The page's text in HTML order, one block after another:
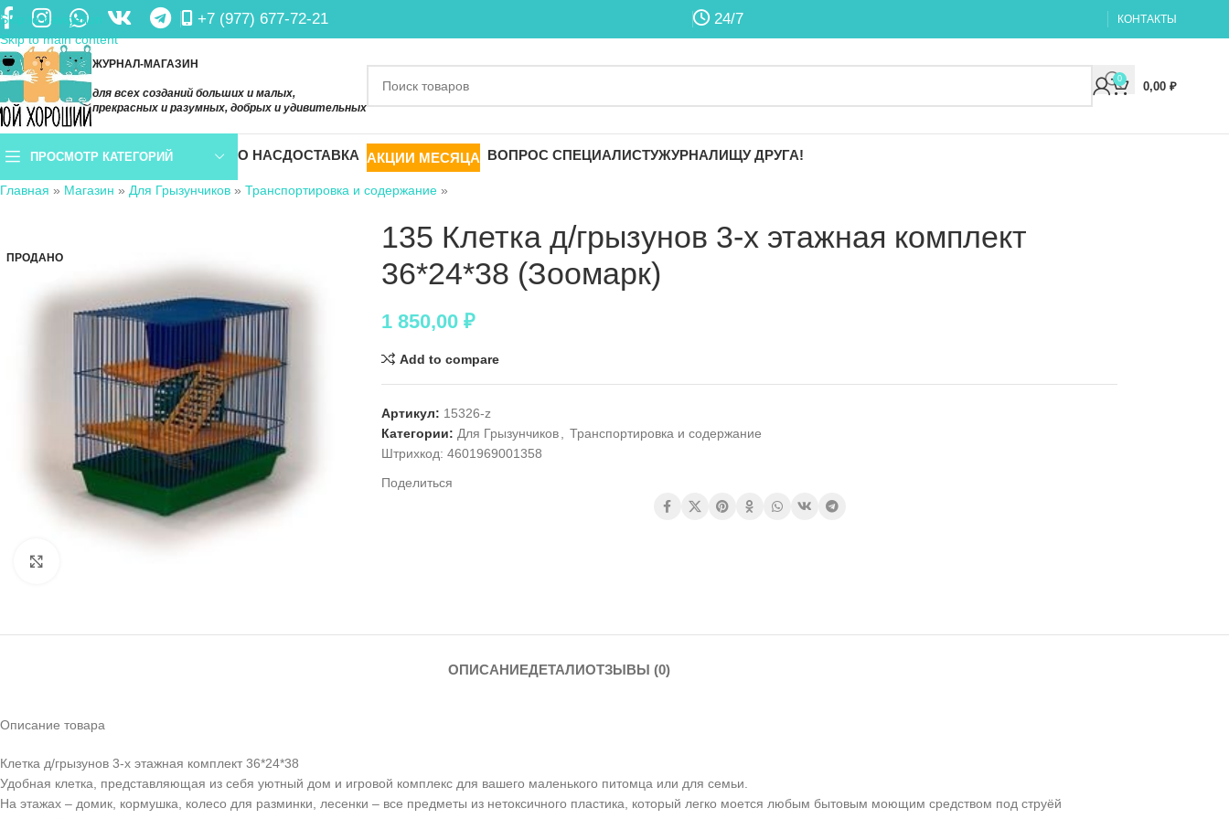
Skip to navigation
Skip to main content
+7 (977) 677-72-21 24/7 КОНТАКТЫ
ЖУРНАЛ-МАГАЗИН
для всех созданий больших и малых,
прекрасных и разумных, добрых и удивительных
0
0,00 ₽
ПРОСМОТР КАТЕГОРИЙ О НАСДОСТАВКА АКЦИИ МЕСЯЦА ВОПРОС СПЕЦИАЛИСТУЖУРНАЛИЩУ ДРУГА!
Главная » Магазин » Для Грызунчиков » Транспортировка и содержание »
ПРОДАНО
135 Клетка д/грызунов 3-х этажная комплект
36*24*38 (Зоомарк)
1 850,00₽
Add to compare
Артикул: 15326-z
Категории: Для Грызунчиков
Транспортировка и содержание
Штрихкод:4601969001358
Поделиться
ОПИСАНИЕДЕТАЛИОТЗЫВЫ (0)
Описание товара
Клетка д/грызунов 3-х этажная комплект 36*24*38
Удобная клетка, представляющая из себя уютный дом и игровой комплекс для вашего маленького питомца или для семьи.
На этажах – домик, кормушка, колесо для разминки, лесенки – все предметы из нетоксичного пластика, который легко моется любым бытовым моющим средством под струёй